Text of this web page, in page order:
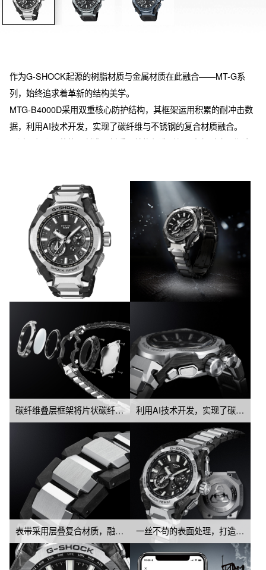
作为G-SHOCK起源的树脂材质与金属材质在此融合——MT-G系
列，始终追求着革新的结构美学。
MTG-B4000D采用双重核心防护结构，其框架运用积累的耐冲击数
据，利用AI技术开发，实现了碳纤维与不锈钢的复合材质融合。
通过AI与人工的协同创造，材质、结构与造型得以有机融合，塑造
美感的统一。
碳纤维叠层框架将片状碳纤维与玻璃纤维层层压合为基材，经立体
切削成型为复杂结构的框架。不锈钢表圈采用内外双层设计，基于
发丝纹与镜面抛光工艺在不同部位精细打磨，呈现出细腻的质感对
表带采用层叠复合材质，融合不锈钢与碳纤维增强树脂，兼具金属
的坚固与树脂的轻盈，在保持沉稳设计的同时，确保了佩戴的舒适
该表同时具备三重抗冲击防护性能，包括耐冲击、耐离心力与耐振
动结构。底盖采用金属注射成型工艺立体成形，为表壳提供全面保
护。
细节之处亦见匠心：表镜采用高透明度的人造蓝宝石玻璃，表盘则
融入卡西欧山形工厂精湛微细加工技术打造的精密部件。
功能方面，通过蓝牙连接专属App“CASIO WATCHES”可自动校
时，并搭载六局电波、太阳能动力及高亮度LED照明，实用功能一
碳纤维叠层框架将片状碳纤维与玻璃纤维层层压合为基材，经立体切削成型为复杂结构的框架 利用AI技术开发，实现了碳纤维与不锈钢的复合材质融合
表带采用层叠复合材质，融合不锈钢与碳纤维增强树脂 一丝不苟的表面处理，打造出坚固耐用、光彩夺目的外观